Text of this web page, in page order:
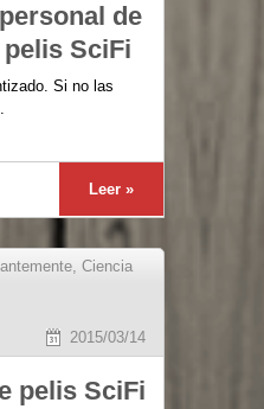
de
SciFi
Si no las
Leer »
Ciencia
2015/03/14
pelis SciFi